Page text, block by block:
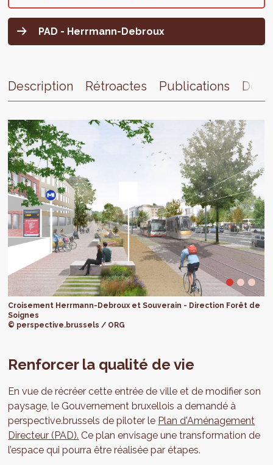
PAD - Herrmann-Debroux
Description Rétroactes Publications
Croisement Herrmann-Debroux et Souverain - Direction Forêt de
Soignes
© perspective.brussels / ORG
Renforcer la qualité de vie
En vue de récréer cette entrée de ville et de modifier son
paysage, le Gouvernement bruxellois a demandé à
perspective.brussels de piloter le Plan d'Aménagement
Directeur (PAD). Ce plan envisage une transformation de
l’espace qui pourra être réalisée par étapes.